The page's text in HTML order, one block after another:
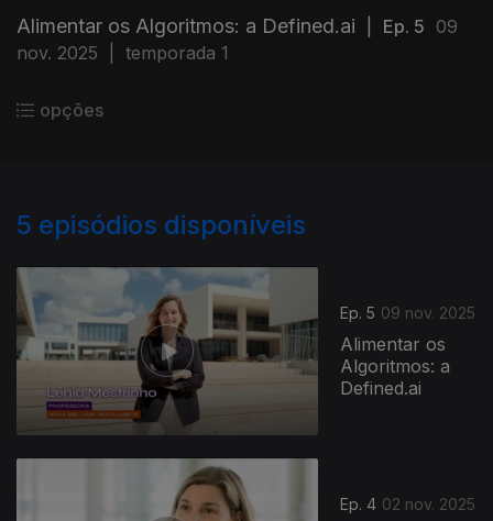
Alimentar os Algoritmos: a Defined.ai Ep. 5 09
nov. 2025
temporada 1
opções
5 episódios disponíveis
Ep. 5 09 nov. 2025
Alimentar os
Algoritmos: a
Defined.ai
Ep. 4 02 nov. 2025